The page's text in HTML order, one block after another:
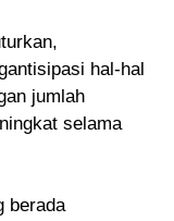
hal-hal
jumlah
selama
berada